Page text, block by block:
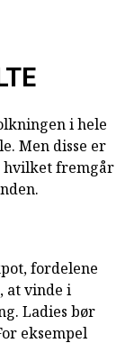
i hele
Men disse er
hvilket fremgår
fordelene
at vinde i
Ladies bør
eksempel